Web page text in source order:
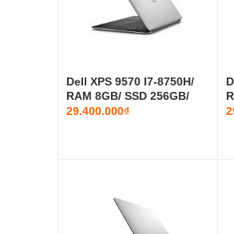
Dell XPS 9570 I7-8750H/
RAM 8GB/ SSD 256GB/
GTX 10...
29.400.000₫